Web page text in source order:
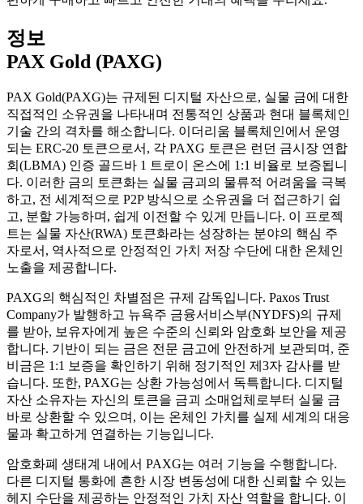
정보
PAX Gold (PAXG)
PAX Gold(PAXG)는 규제된 디지털 자산으로, 실물 금에 대한
직접적인 소유권을 나타내며 전통적인 상품과 현대 블록체인
기술 간의 격차를 해소합니다. 이더리움 블록체인에서 운영
되는 ERC-20 토큰으로서, 각 PAXG 토큰은 런던 금시장 연합
회(LBMA) 인증 골드바 1 트로이 온스에 1:1 비율로 보증됩니
다. 이러한 금의 토큰화는 실물 금괴의 물류적 어려움을 극복
하고, 전 세계적으로 P2P 방식으로 소유권을 더 접근하기 쉽
고, 분할 가능하며, 쉽게 이전할 수 있게 만듭니다. 이 프로젝
트는 실물 자산(RWA) 토큰화라는 성장하는 분야의 핵심 주
자로서, 역사적으로 안정적인 가치 저장 수단에 대한 온체인
노출을 제공합니다.
PAXG의 핵심적인 차별점은 규제 감독입니다. Paxos Trust
Company가 발행하고 뉴욕주 금융서비스부(NYDFS)의 규제
를 받아, 보유자에게 높은 수준의 신뢰와 암호화 보안을 제공
합니다. 기반이 되는 금은 전문 금고에 안전하게 보관되며, 준
비금은 1:1 보증을 확인하기 위해 정기적인 제3자 감사를 받
습니다. 또한, PAXG는 상환 가능성에서 독특합니다. 디지털
자산 소유자는 자신의 토큰을 금괴 소매업체로부터 실물 금
바로 상환할 수 있으며, 이는 온체인 가치를 실제 세계의 대응
물과 확고하게 연결하는 기능입니다.
암호화폐 생태계 내에서 PAXG는 여러 기능을 수행합니다.
다른 디지털 통화에 흔한 시장 변동성에 대한 신뢰할 수 있는
헤지 수단을 제공하는 안정적인 가치 자산 역할을 합니다. 이